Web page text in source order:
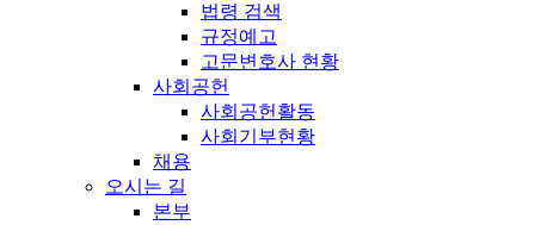
법령 검색
규정예고
고문변호사 현황
사회공헌
사회공헌활동
사회기부현황
채용
오시는 길
본부